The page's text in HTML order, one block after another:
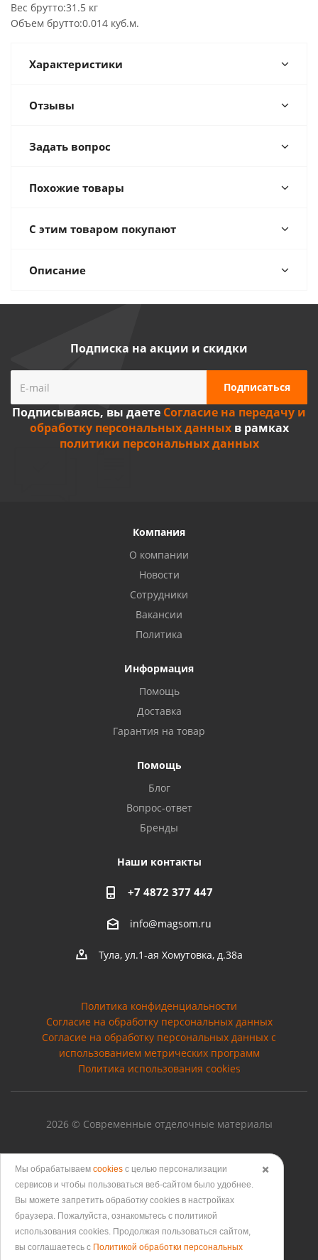
Вес брутто:31.5 кг
Объем брутто:0.014 куб.м.
Характеристики
Отзывы
Задать вопрос
Похожие товары
С этим товаром покупают
Описание
Подписка на акции и скидки
Подписываясь, вы даете Согласие на передачу и
обработку персональных данныхв рамках
политики персональных данных
Компания
О компании
Новости
Сотрудники
Вакансии
Политика
Информация
Помощь
Доставка
Гарантия на товар
Помощь
Блог
Вопрос-ответ
Бренды
Наши контакты
+7 4872 377 447
info@magsom.ru
Тула, ул.1-ая Хомутовка, д.38а
Политика конфиденциальности
Согласие на обработку персональных данных
Cогласие на обработку персональных данных с
использованием метрических программ
Политика использования cookies
2026 © Современные отделочные материалы
Версия для печати
✖️
Мы обрабатываем cookies с целью персонализации
сервисов и чтобы пользоваться веб-сайтом было удобнее.
Вы можете запретить обработку сookies в настройках
браузера. Пожалуйста, ознакомьтесь с политикой
использования cookies. Продолжая пользоваться сайтом,
вы соглашаетесь с Политикой обработки персональных